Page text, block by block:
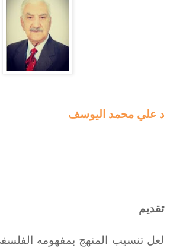
د علي محمد اليوسف
تقديم
لعل تنسيب المنهج بمفهومه